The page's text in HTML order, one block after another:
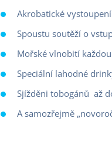
Akrobatické
Spoustu soutěží o
Mořské vlnobití
Speciální lahodné
Sjížděni tobogánů až
A samozřejmě